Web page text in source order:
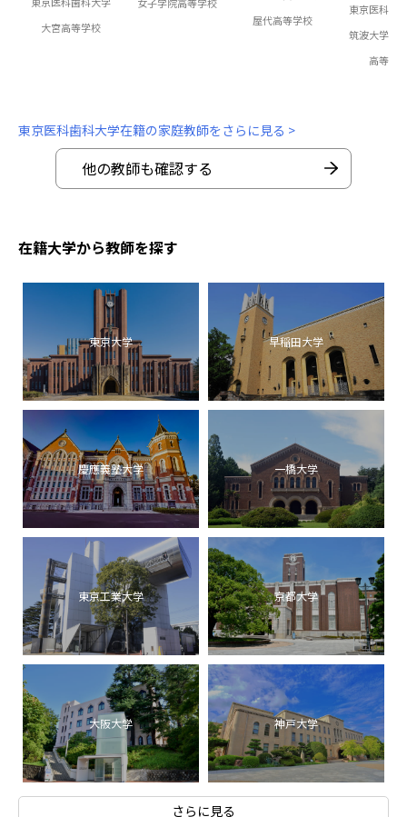
大宮高等学校
屋代高等学校
東京医科歯
筑波大学附
高等学
東京医科歯科大学在籍の家庭教師をさらに見る >
他の教師も確認する
在籍大学から教師を探す
東京大学 早稲田大学
慶應義塾大学 一橋大学
東京工業大学 京都大学
大阪大学 神戸大学
さらに見る